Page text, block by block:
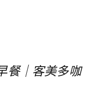
餐｜客美多咖